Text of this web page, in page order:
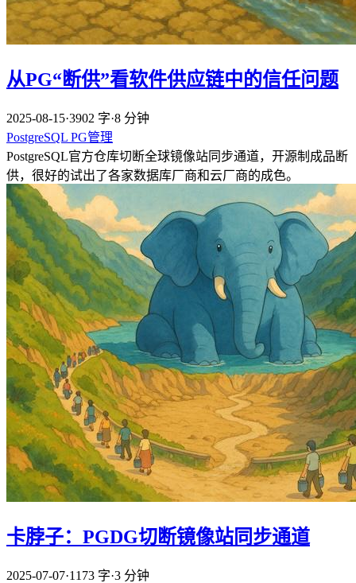
从PG“断供”看软件供应链中的信任问题
2025-08-15·3902 字·8 分钟
PostgreSQL PG管理
PostgreSQL官方仓库切断全球镜像站同步通道，开源制成品断
供，很好的试出了各家数据库厂商和云厂商的成色。
卡脖子：PGDG切断镜像站同步通道
2025-07-07·1173 字·3 分钟